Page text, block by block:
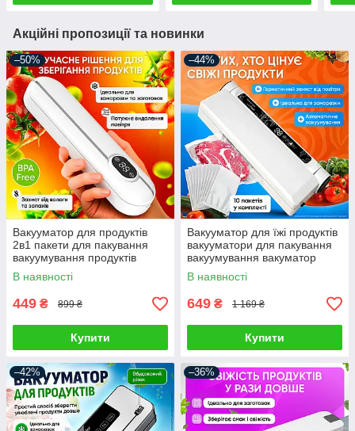
Акційні пропозиції та новинки
–50%
Вакууматор для продуктів
2в1 пакети для пакування
вакуумування продуктів
домашній кухонний ручний
побутовий
В наявності
449 ₴ 899 ₴
Купити
–44%
Вакууматор для їжі продуктів
вакууматори для пакування
вакуумування вакуматор
побутовий домашній
автоматичний
В наявності
649 ₴ 1 169 ₴
Купити
–42% –36%